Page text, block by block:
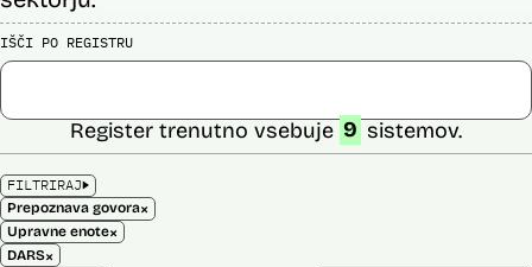
IŠČI PO REGISTRU
FILTRIRAJ
Prepoznava govora×
Upravne enote×
DARS×
Register trenutno vsebuje 9 sistemov.